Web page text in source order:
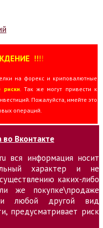
!!!!
на форекс и криповалютные
риски . Так же могут привести к
Пожалуйста, имейте это
операций.
вся информация носит
характер и не
каких-либо
же покупке\продаже
и любой другой вид
предусматривает риск